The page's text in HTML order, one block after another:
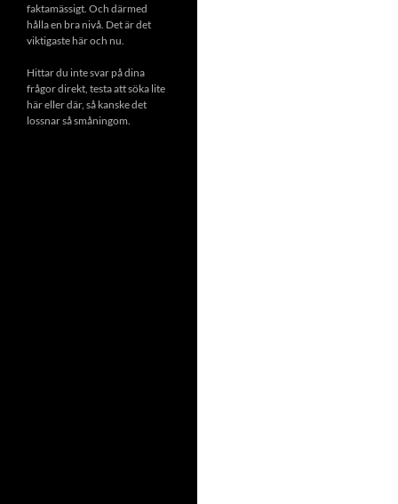
faktamässigt. Och därmed
hålla en bra nivå. Det är det
viktigaste här och nu.
Hittar du inte svar på dina
frågor direkt, testa att söka lite
här eller där, så kanske det
lossnar så småningom.